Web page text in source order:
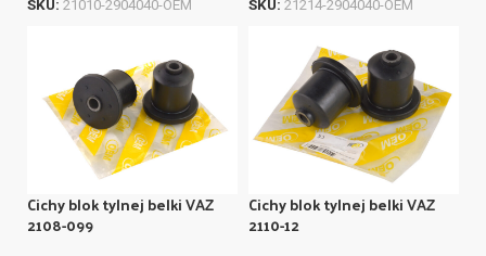
SKU: 21010-2904040-OEM SKU: 21214-2904040-OEM
Cichy blok tylnej belki VAZ
2108-099
Cichy blok tylnej belki VAZ
2110-12